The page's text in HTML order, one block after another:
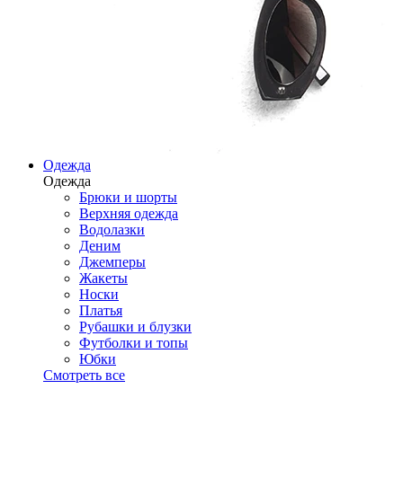
Одежда
Одежда
Брюки и шорты
Верхняя одежда
Водолазки
Деним
Джемперы
Жакеты
Носки
Платья
Рубашки и блузки
Футболки и топы
Юбки
Смотреть все